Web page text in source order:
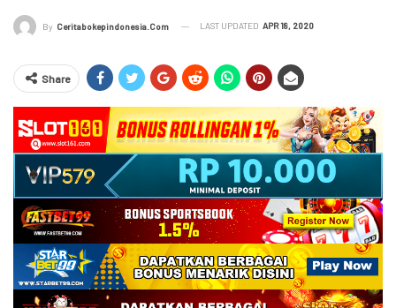
By Ceritabokepindonesia.com LAST UPDATED APR 18, 2020
Share